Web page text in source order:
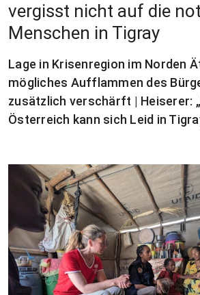
vergisst nicht auf die
Menschen in Tigray
Lage in Krisenregion im Norden
mögliches Aufflammen des
zusätzlich verschärft | Heiserer:
Österreich kann sich Leid in